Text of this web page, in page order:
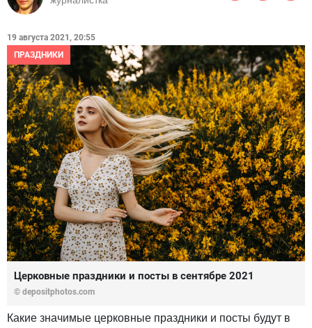
19 августа 2021, 20:55
ПРАЗДНИКИ
Церковные праздники и посты в сентябре 2021
© depositphotos.com
Какие значимые церковные праздники и посты будут в